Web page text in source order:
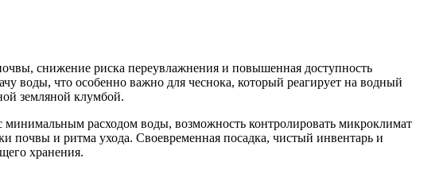
снижение риска переувлажнения и повышенная доступность
воды, что особенно важно для чеснока, который реагирует на водный
земляной клумбой.
минимальным расходом воды, возможность контролировать микроклимат
почвы и ритма ухода. Своевременная посадка, чистый инвентарь и
хранения.